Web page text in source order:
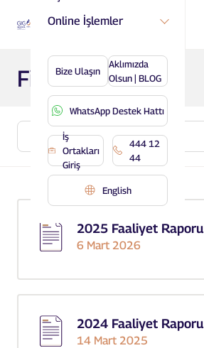
Online İşlemler
Bize Ulaşın
Aklımızda
Olsun | BLOG
WhatsApp Destek Hattı
İş
Ortakları
Giriş
444 12
44
English
Finansal Bilgiler
2025 Faaliyet Raporu
6 Mart 2026
2024 Faaliyet Raporu
14 Mart 2025